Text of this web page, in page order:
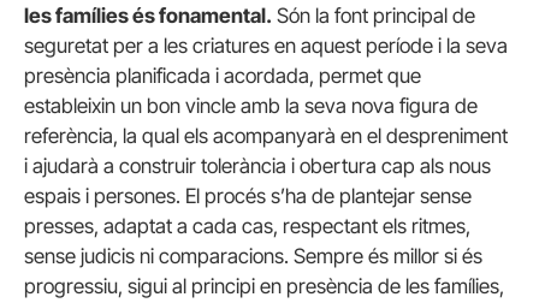
les famílies és fonamental. Són la font principal de
seguretat per a les criatures en aquest període i la seva
presència planificada i acordada, permet que
estableixin un bon vincle amb la seva nova figura de
referència, la qual els acompanyarà en el despreniment
i ajudarà a construir tolerància i obertura cap als nous
espais i persones. El procés s’ha de plantejar sense
presses, adaptat a cada cas, respectant els ritmes,
sense judicis ni comparacions. Sempre és millor si és
progressiu, sigui al principi en presència de les famílies,